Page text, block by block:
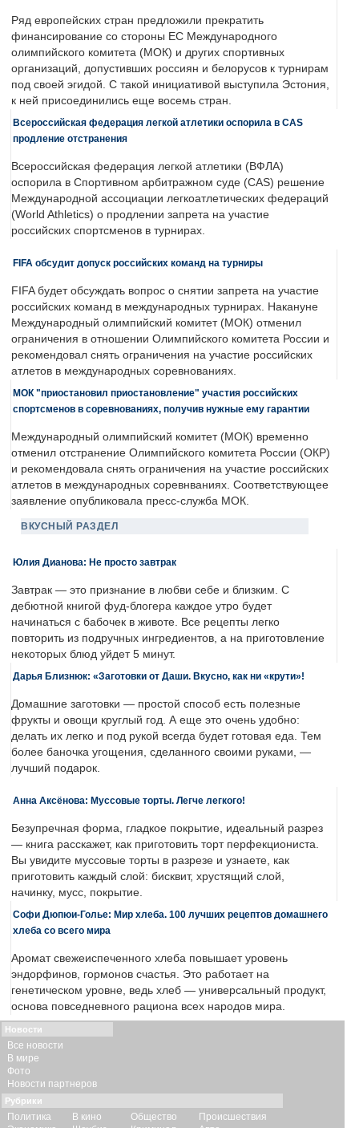
Ряд европейских стран предложили прекратить
финансирование со стороны ЕС Международного
олимпийского комитета (МОК) и других спортивных
организаций, допустивших россиян и белорусов к турнирам
под своей эгидой. С такой инициативой выступила Эстония,
к ней присоединились еще восемь стран.
Всероссийская федерация легкой атлетики оспорила в CAS
продление отстранения
Всероссийская федерация легкой атлетики (ВФЛА)
оспорила в Спортивном арбитражном суде (CAS) решение
Международной ассоциации легкоатлетических федераций
(World Athletics) о продлении запрета на участие
российских спортсменов в турнирах.
FIFA обсудит допуск российских команд на турниры
FIFA будет обсуждать вопрос о снятии запрета на участие
российских команд в международных турнирах. Накануне
Международный олимпийский комитет (МОК) отменил
ограничения в отношении Олимпийского комитета России и
рекомендовал снять ограничения на участие российских
атлетов в международных соревнованиях.
МОК "приостановил приостановление" участия российских
спортсменов в соревнованиях, получив нужные ему гарантии
Международный олимпийский комитет (МОК) временно
отменил отстранение Олимпийского комитета России (ОКР)
и рекомендовала снять ограничения на участие российских
атлетов в международных соревнваниях. Соответствующее
заявление опубликовала пресс-служба МОК.
ВКУСНЫЙ РАЗДЕЛ
Юлия Дианова: Не просто завтрак
Завтрак — это признание в любви себе и близким. С
дебютной книгой фуд-блогера каждое утро будет
начинаться с бабочек в животе. Все рецепты легко
повторить из подручных ингредиентов, а на приготовление
некоторых блюд уйдет 5 минут.
Дарья Близнюк: «Заготовки от Даши. Вкусно, как ни «крути»!
Домашние заготовки — простой способ есть полезные
фрукты и овощи круглый год. А еще это очень удобно:
делать их легко и под рукой всегда будет готовая еда. Тем
более баночка угощения, сделанного своими руками, —
лучший подарок.
Анна Аксёнова: Муссовые торты. Легче легкого!
Безупречная форма, гладкое покрытие, идеальный разрез
— книга расскажет, как приготовить торт перфекциониста.
Вы увидите муссовые торты в разрезе и узнаете, как
приготовить каждый слой: бисквит, хрустящий слой,
начинку, мусс, покрытие.
Софи Дюпюи-Голье: Мир хлеба. 100 лучших рецептов домашнего
хлеба со всего мира
Аромат свежеиспеченного хлеба повышает уровень
эндорфинов, гормонов счастья. Это работает на
генетическом уровне, ведь хлеб — универсальный продукт,
основа повседневного рациона всех народов мира.
Новости
Все новости
В мире
Фото
Новости партнеров
Рубрики
Политика
В кино
Общество
Происшествия